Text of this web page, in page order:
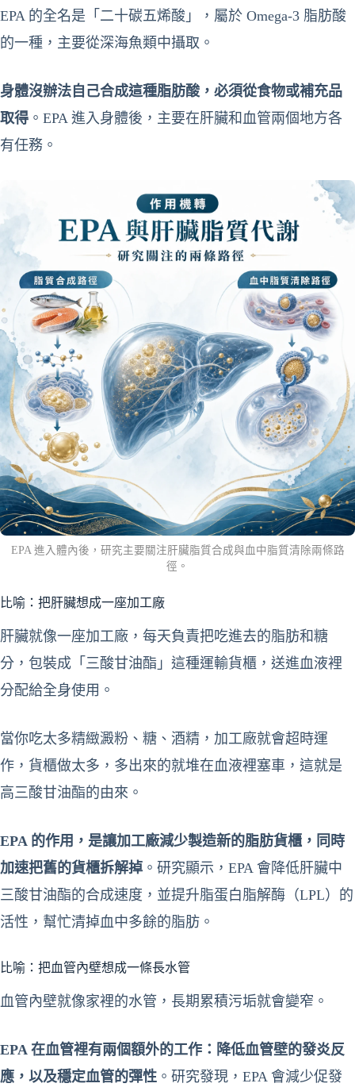
EPA 的全名是「二十碳五烯酸」，屬於 Omega-3 脂肪酸
的一種，主要從深海魚類中攝取。
身體沒辦法自己合成這種脂肪酸，必須從食物或補充品
取得 。EPA 進入身體後，主要在肝臟和血管兩個地方各
有任務。
EPA 進入體內後，研究主要關注肝臟脂質合成與血中脂質清除兩條路
徑。
比喻：把肝臟想成一座加工廠
肝臟就像一座加工廠，每天負責把吃進去的脂肪和糖
分，包裝成「三酸甘油酯」這種運輸貨櫃，送進血液裡
分配給全身使用。
當你吃太多精緻澱粉、糖、酒精，加工廠就會超時運
作，貨櫃做太多，多出來的就堆在血液裡塞車，這就是
高三酸甘油酯的由來。
EPA 的作用，是讓加工廠減少製造新的脂肪貨櫃，同時
加速把舊的貨櫃拆解掉 。研究顯示，EPA 會降低肝臟中
三酸甘油酯的合成速度，並提升脂蛋白脂解酶（LPL）的
活性，幫忙清掉血中多餘的脂肪。
比喻：把血管內壁想成一條長水管
血管內壁就像家裡的水管，長期累積污垢就會變窄。
EPA 在血管裡有兩個額外的工作：降低血管壁的發炎反
應，以及穩定血管的彈性 。研究發現，EPA 會減少促發